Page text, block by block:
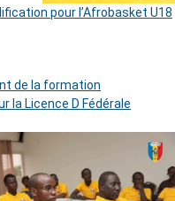
pour l’Afrobasket U18
de la formation
la Licence D Fédérale